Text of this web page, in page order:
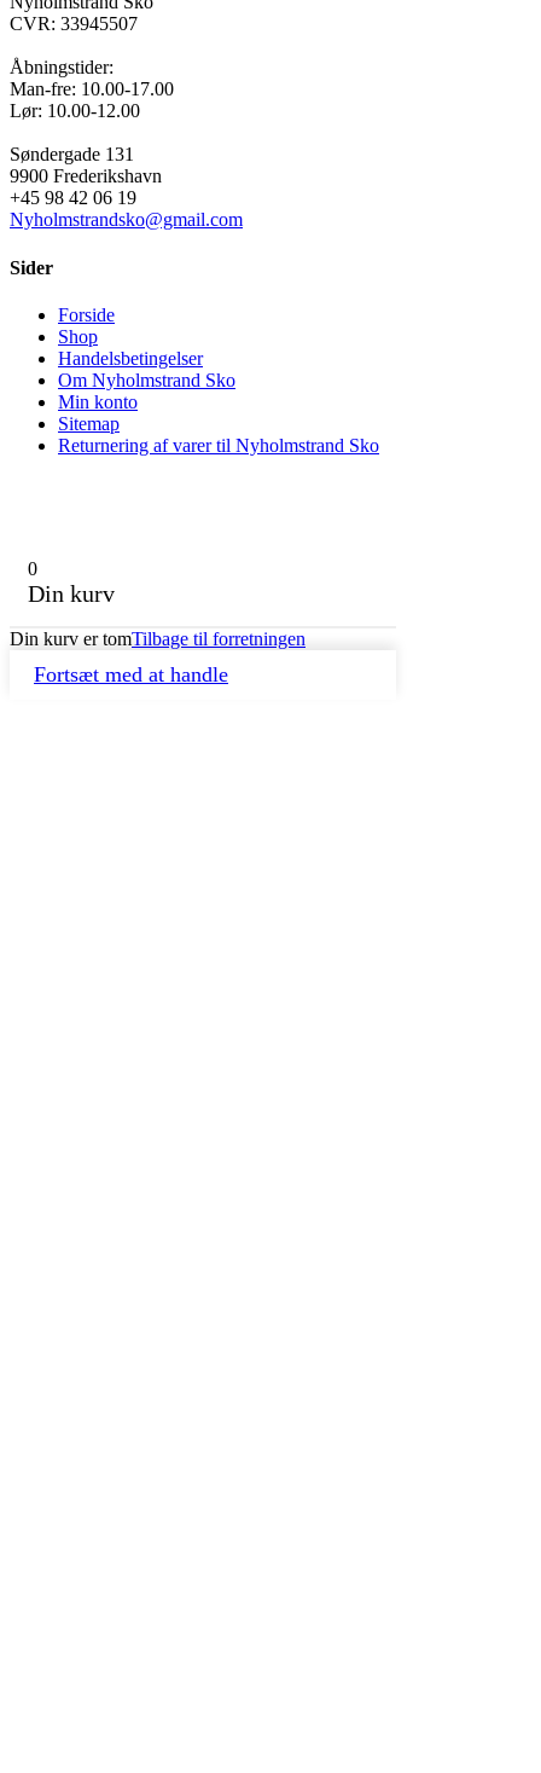
CVR: 33945507
Åbningstider:
Man-fre: 10.00-17.00
Lør: 10.00-12.00
Søndergade 131
9900 Frederikshavn
+45 98 42 06 19
Nyholmstrandsko@gmail.com
Sider
Forside
Shop
Handelsbetingelser
Om Nyholmstrand Sko
Min konto
Sitemap
Returnering af varer til Nyholmstrand Sko
0
Din kurv
Din kurv er tomTilbage til forretningen
Fortsæt med at handle